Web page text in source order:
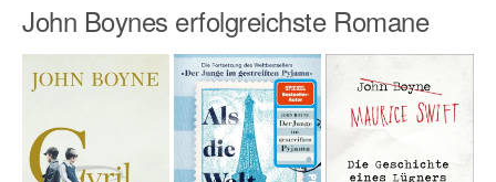
John Boynes erfolgreichste Romane